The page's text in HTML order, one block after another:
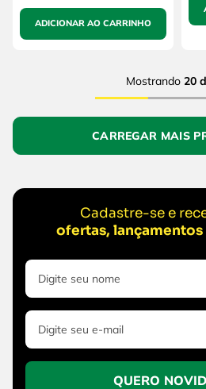
ADICIONAR AO CARRINHO
Mostrando 20
Cadastre-se e
ofertas,
QUERO